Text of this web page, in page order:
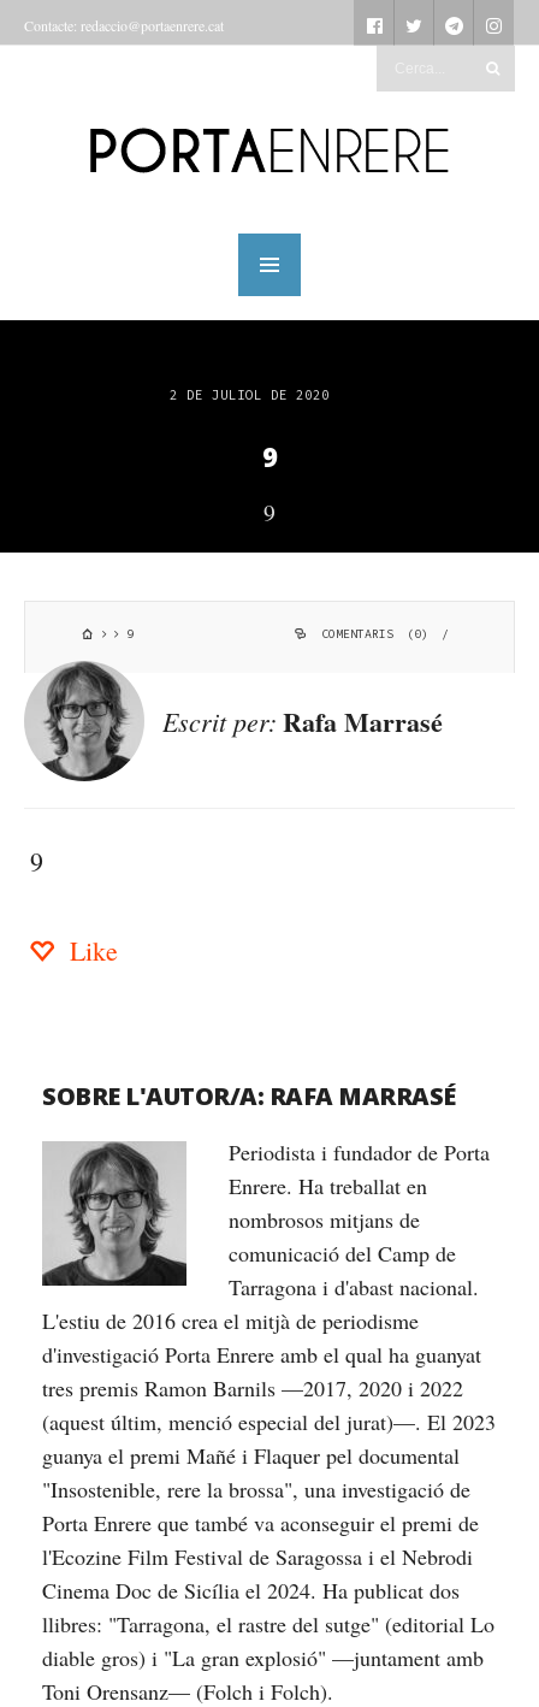
Contacte: redaccio@portaenrere.cat
2 DE JULIOL DE 2020
9
9
9 COMENTARIS (0) /
Escrit per: Rafa Marrasé
9
Like
SOBRE L'AUTOR/A: RAFA MARRASÉ
Periodista i fundador de Porta
Enrere. Ha treballat en
nombrosos mitjans de
comunicació del Camp de
Tarragona i d'abast nacional.
L'estiu de 2016 crea el mitjà de periodisme
d'investigació Porta Enrere amb el qual ha guanyat
tres premis Ramon Barnils —2017, 2020 i 2022
(aquest últim, menció especial del jurat)—. El 2023
guanya el premi Mañé i Flaquer pel documental
"Insostenible, rere la brossa", una investigació de
Porta Enrere que també va aconseguir el premi de
l'Ecozine Film Festival de Saragossa i el Nebrodi
Cinema Doc de Sicília el 2024. Ha publicat dos
llibres: "Tarragona, el rastre del sutge" (editorial Lo
diable gros) i "La gran explosió" —juntament amb
Toni Orensanz— (Folch i Folch).